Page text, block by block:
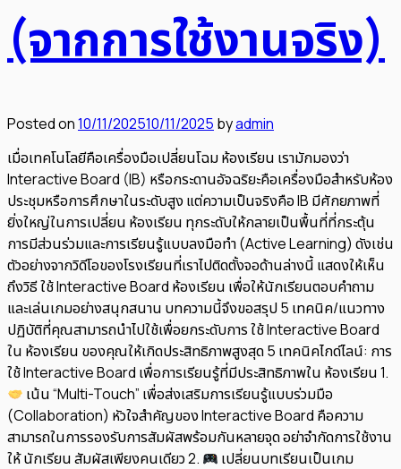
(จากการใช้งานจริง)
Posted on10/11/202510/11/2025 byadmin
เมื่อเทคโนโลยีคือเครื่องมือเปลี่ยนโฉม ห้องเรียน เรามักมองว่า
Interactive Board (IB) หรือกระดานอัจฉริยะคือเครื่องมือสำหรับห้อง
ประชุมหรือการศึกษาในระดับสูง แต่ความเป็นจริงคือ IB มีศักยภาพที่
ยิ่งใหญ่ในการเปลี่ยน ห้องเรียน ทุกระดับให้กลายเป็นพื้นที่ที่กระตุ้น
การมีส่วนร่วมและการเรียนรู้แบบลงมือทำ (Active Learning) ดังเช่น
ตัวอย่างจากวิดีโอของโรงเรียนที่เราไปติดตั้งจอด้านล่างนี้ แสดงให้เห็น
ถึงวิธี ใช้ Interactive Board ห้องเรียน เพื่อให้นักเรียนตอบคำถาม
และเล่นเกมอย่างสนุกสนาน บทความนี้จึงขอสรุป 5 เทคนิค/แนวทาง
ปฏิบัติที่คุณสามารถนำไปใช้เพื่อยกระดับการ ใช้ Interactive Board
ใน ห้องเรียน ของคุณให้เกิดประสิทธิภาพสูงสุด 5 เทคนิคไกด์ไลน์: การ
ใช้ Interactive Board เพื่อการเรียนรู้ที่มีประสิทธิภาพใน ห้องเรียน 1.
เน้น “Multi-Touch” เพื่อส่งเสริมการเรียนรู้แบบร่วมมือ
(Collaboration) หัวใจสำคัญของ Interactive Board คือความ
สามารถในการรองรับการสัมผัสพร้อมกันหลายจุด อย่าจำกัดการใช้งาน
ให้ นักเรียน สัมผัสเพียงคนเดียว 2.
เปลี่ยนบทเรียนเป็นเกม